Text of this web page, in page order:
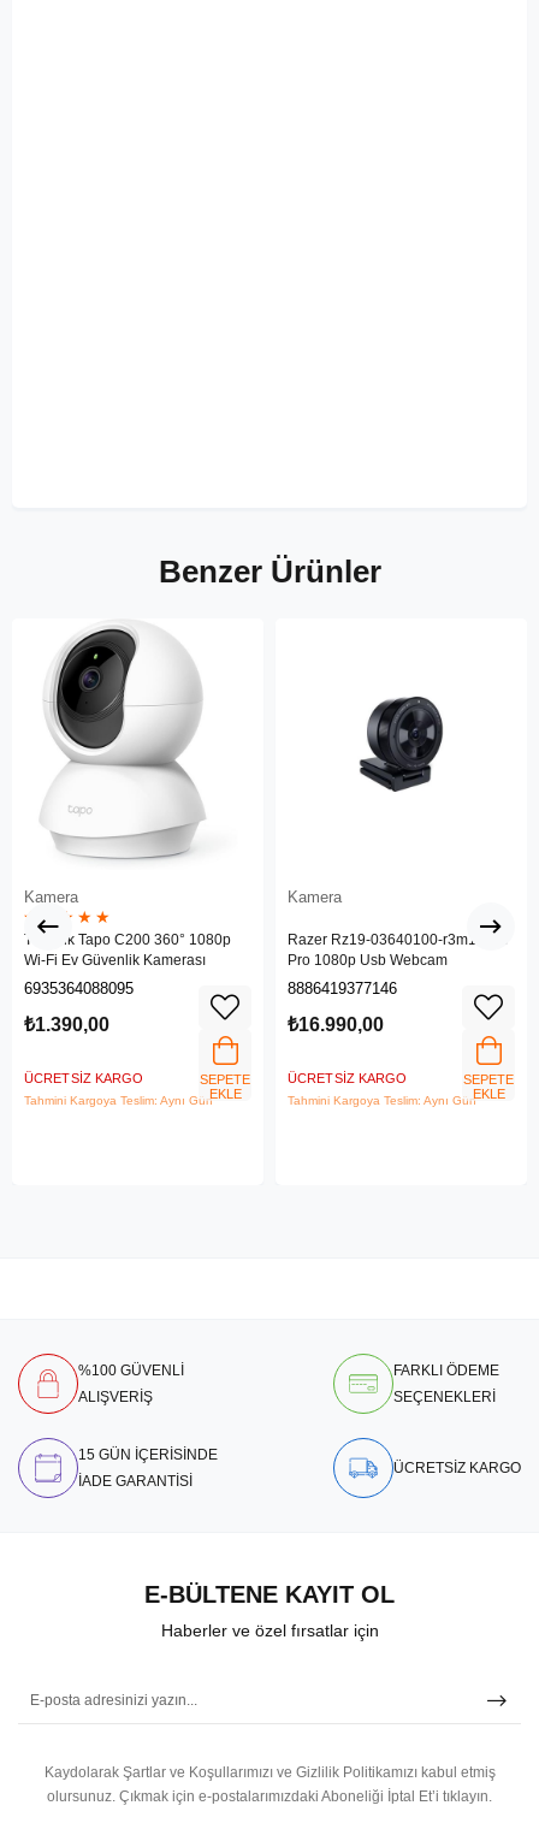
Benzer Ürünler
Kamera
★ ★ ★ ★ ★
TP-Link Tapo C200 360° 1080p
Wi-Fi Ev Güvenlik Kamerası
6935364088095
₺1.390,00
ÜCRETSIZ KARGO
Tahmini Kargoya Teslim: Aynı Gün
SEPETE
EKLE
Kamera
Razer Rz19-03640100-r3m1 Kiyo
Pro 1080p Usb Webcam
8886419377146
₺16.990,00
ÜCRETSIZ KARGO
Tahmini Kargoya Teslim: Aynı Gün
SEPETE
EKLE
%100 GÜVENLİ
ALIŞVERİŞ
FARKLI ÖDEME
SEÇENEKLERİ
15 GÜN İÇERİSİNDE
İADE GARANTİSİ
ÜCRETSİZ KARGO
E-BÜLTENE KAYIT OL
Haberler ve özel fırsatlar için
Kaydolarak Şartlar ve Koşullarımızı ve Gizlilik Politikamızı kabul etmiş
olursunuz. Çıkmak için e-postalarımızdaki Aboneliği İptal Et’i tıklayın.